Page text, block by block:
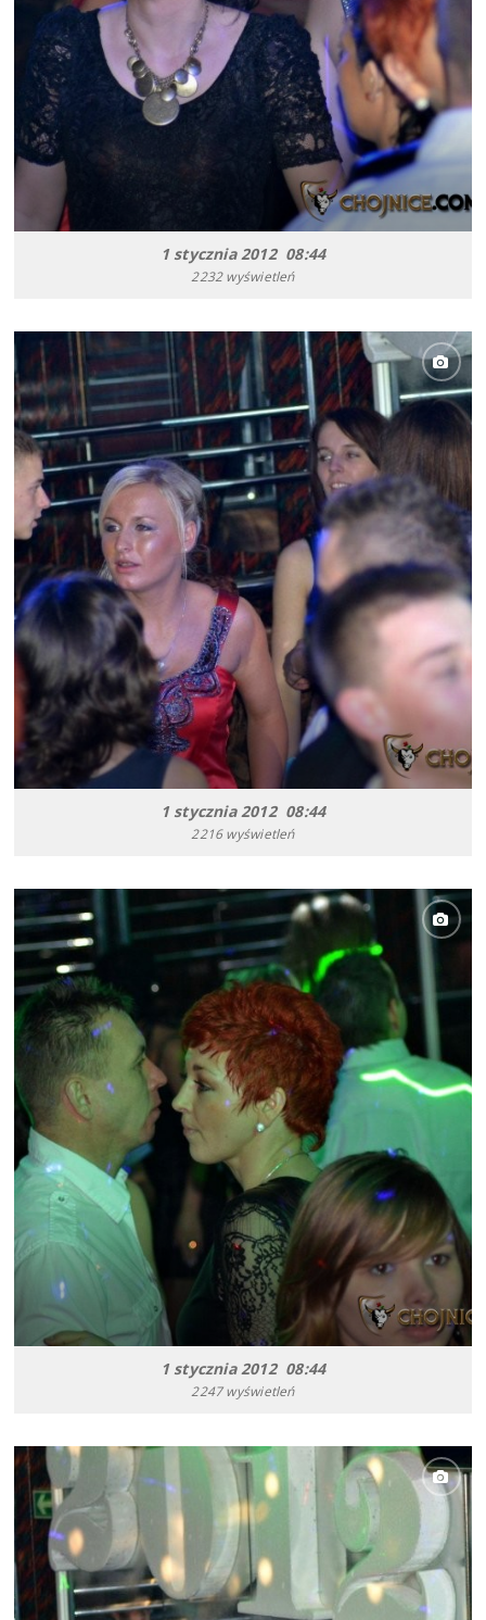
1 stycznia 2012 08:44
2232 wyświetleń
1 stycznia 2012 08:44
2216 wyświetleń
1 stycznia 2012 08:44
2247 wyświetleń